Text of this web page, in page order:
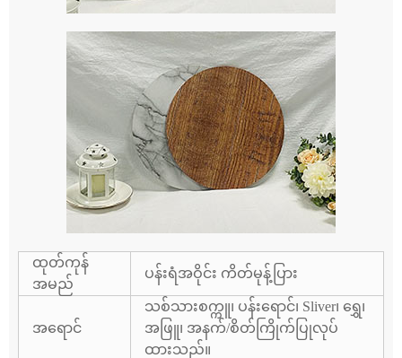
ထုတ်ကုန်
အမည်
ပန်းရံအဝိုင်း ကိတ်မုန့်ပြား
အရောင်
သစ်သားစက္ကူ၊ ပန်းရောင်၊ Sliver၊ ရွှေ၊
အဖြူ၊ အနက်/စိတ်ကြိုက်ပြုလုပ်
ထားသည်။